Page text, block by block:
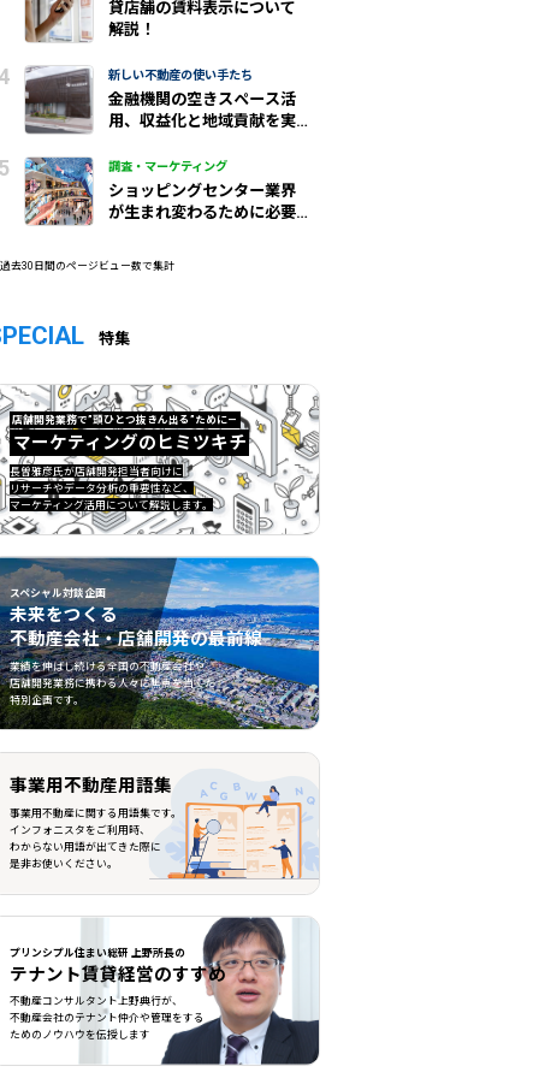
貸店舗の賃料表示について
解説！
新しい不動産の使い手たち
金融機関の空きスペース活
用、収益化と地域貢献を実
調査・マーケティング
ショッピングセンター業界
が生まれ変わるために必要
去30日間のページビュー数で集計
特集
店舗開発業務で”頭ひとつ抜きん出る”ために—
マーケティングのヒミツキチ
長曽雅彦氏が店舗開発担当者向けに
リサーチやデータ分析の重要性など、
マーケティング活用について解説します。
ケティングのヒミツキチ">
スペシャル対談企画
未来をつくる
不動産会社・店舗開発の最前線
業績を伸ばし続ける全国の不動産会社や
店舗開発業務に携わる人々に焦点を当てた
特別企画です。
産会社・店舗開発の最前線">
事業用不動産用語集
事業用不動産に関する用語集です。
インフォニスタをご利用時、
わからない用語が出てきた際に
是非お使いください。
プリンシプル住まい総研 上野所長の
テナント賃貸経営のすすめ
不動産コンサルタント上野典行が、
不動産会社のテナント仲介や管理をする
ためのノウハウを伝授します